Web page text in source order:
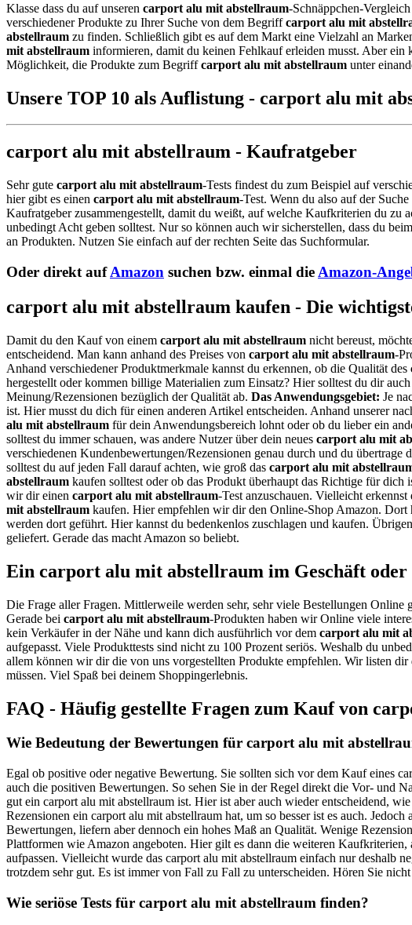
Klasse dass du auf unseren carport alu mit abstellraum-Schnäppchen-
verschiedener Produkte zu Ihrer Suche von dem Begriffcarport alu mit
abstellraum zu finden. Schließlich gibt es auf dem Markt eine Vielzahl an
mit abstellraum informieren, damit du keinen Fehlkauf erleiden musst. Aber
Möglichkeit, die Produkte zum Begriffcarport alu mit abstellraum unter
Unsere TOP 10 als Auflistung - carport alu mit
carport alu mit abstellraum - Kaufratgeber
Sehr gute carport alu mit abstellraum-Tests findest du zum Beispiel auf
hier gibt es einen carport alu mit abstellraum-Test. Wenn du also auf der
Kaufratgeber zusammengestellt, damit du weißt, auf welche Kaufkriterien du zu
unbedingt Acht geben solltest. Nur so können auch wir sicherstellen, dass du beim
an Produkten. Nutzen Sie einfach auf der rechten Seite das Suchformular.
Oder direkt aufAmazon suchen bzw. einmal die Amazon-
carport alu mit abstellraum kaufen - Die
Damit du den Kauf von einem carport alu mit abstellraum nicht bereust,
entscheidend. Man kann anhand des Preises von carport alu mit abstellraum-
Anhand verschiedener Produktmerkmale kannst du erkennen, ob die Qualität des
hergestellt oder kommen billige Materialien zum Einsatz? Hier solltest du dir
Meinung/Rezensionen bezüglich der Qualität ab. Das Anwendungsgebiet: Je
ist. Hier musst du dich für einen anderen Artikel entscheiden. Anhand unserer
alu mit abstellraum für dein Anwendungsbereich lohnt oder ob du lieber ein
solltest du immer schauen, was andere Nutzer über dein neues carport alu mit
verschiedenen Kundenbewertungen/Rezensionen genau durch und du
solltest du auf jeden Fall darauf achten, wie groß das carport alu mit
abstellraum kaufen solltest oder ob das Produkt überhaupt das Richtige für
wir dir einen carport alu mit abstellraum-Test anzuschauen. Vielleicht
mit abstellraum kaufen. Hier empfehlen wir dir den Online-Shop Amazon. Dort
werden dort geführt. Hier kannst du bedenkenlos zuschlagen und kaufen.
geliefert. Gerade das macht Amazon so beliebt.
Ein carport alu mit abstellraum im Geschäft oder
Die Frage aller Fragen. Mittlerweile werden sehr, sehr viele Bestellungen
Gerade bei carport alu mit abstellraum-Produkten haben wir Online viele
kein Verkäufer in der Nähe und kann dich ausführlich vor dem carport alu mit
aufgepasst. Viele Produkttests sind nicht zu 100 Prozent seriös. Weshalb du
allem können wir dir die von uns vorgestellten Produkte empfehlen. Wir listen
müssen. Viel Spaß bei deinem Shoppingerlebnis.
FAQ - Häufig gestellte Fragen zum Kauf von
Wie Bedeutung der Bewertungen für carport alu mit
Egal ob positive oder negative Bewertung. Sie sollten sich vor dem Kauf eines
auch die positiven Bewertungen. So sehen Sie in der Regel direkt die Vor- und
gut ein carport alu mit abstellraum ist. Hier ist aber auch wieder entscheidend,
Rezensionen ein carport alu mit abstellraum hat, um so besser ist es auch.
Bewertungen, liefern aber dennoch ein hohes Maß an Qualität. Wenige
Plattformen wie Amazon angeboten. Hier gilt es dann die weiteren
aufpassen. Vielleicht wurde das carport alu mit abstellraum einfach nur deshalb
trotzdem sehr gut. Es ist immer von Fall zu Fall zu unterscheiden. Hören Sie
Wie seriöse Tests für carport alu mit abstellraum finden?